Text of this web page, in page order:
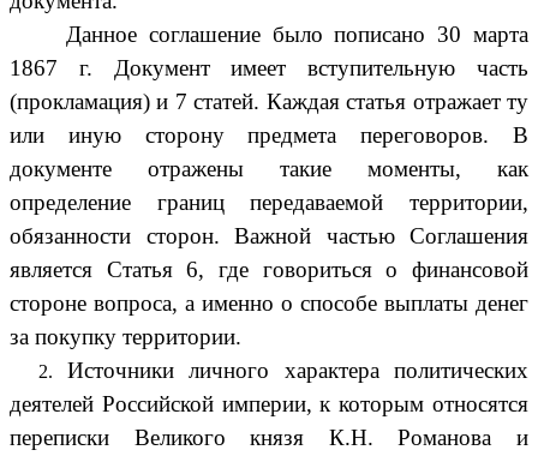
Данное соглашение было пописано 30 марта
1867 г. Документ имеет вступительную часть
(прокламация) и 7 статей. Каждая статья отражает ту
или иную сторону предмета переговоров. В
документе отражены такие моменты, как
определение границ передаваемой территории,
обязанности сторон. Важной частью Соглашения
является Статья 6, где говориться о финансовой
стороне вопроса, а именно о способе выплаты денег
за покупку территории.
Источники личного характера политических
деятелей Российской империи, к которым относятся
переписки Великого князя К.Н. Романова и